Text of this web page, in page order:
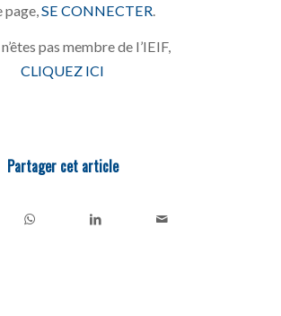
SE CONNECTER
pas membre de l’IEIF,
CLIQUEZ ICI
Partager cet article